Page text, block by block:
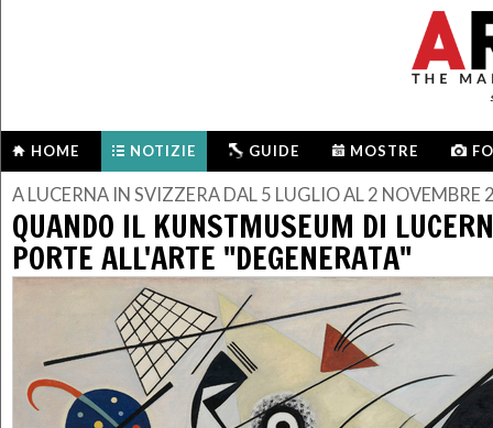
HOME NOTIZIE GUIDE MOSTRE
A LUCERNA IN SVIZZERA DAL 5 LUGLIO AL 2 NOVEMBRE
QUANDO IL KUNSTMUSEUM DI
PORTE ALL'ARTE "DEGENERATA"